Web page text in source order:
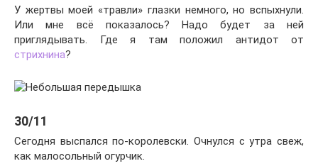
У жертвы моей «травли» глазки немного, но вспыхнули.
Или мне всё показалось? Надо будет за ней
приглядывать. Где я там положил антидот от
стрихнина?
30/11
Сегодня выспался по-королевски. Очнулся с утра свеж,
как малосольный огурчик.